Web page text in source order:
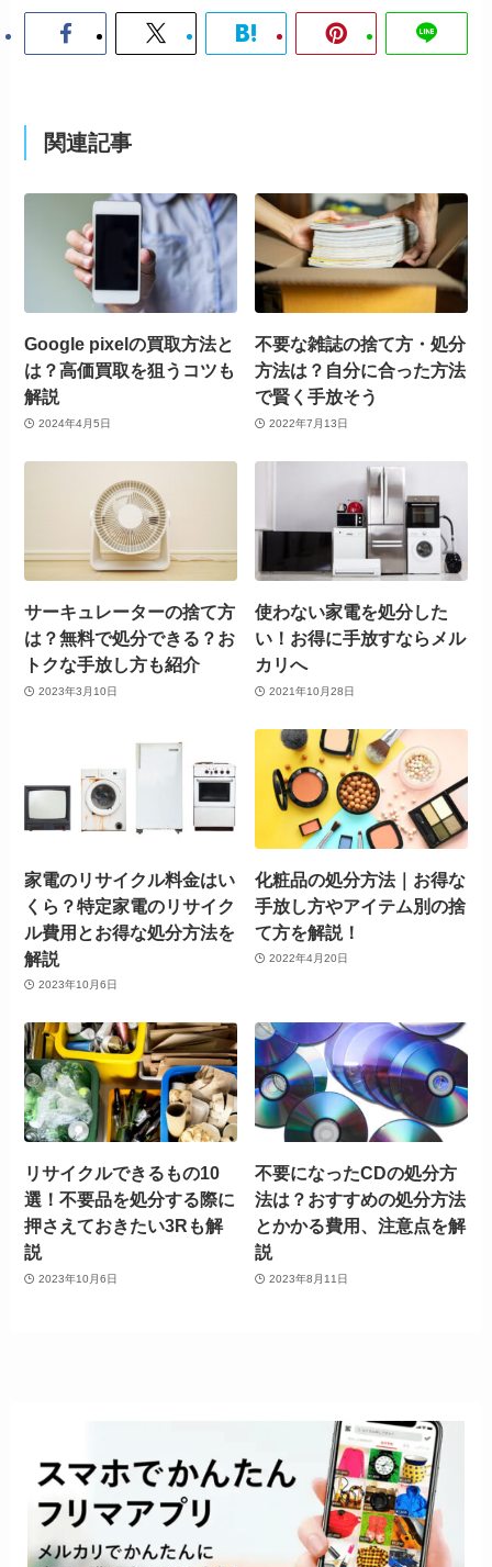
関連記事
Google pixelの買取方法と
は？高価買取を狙うコツも
解説
2024年4月5日
不要な雑誌の捨て方・処分
方法は？自分に合った方法
で賢く手放そう
2022年7月13日
サーキュレーターの捨て方
は？無料で処分できる？お
トクな手放し方も紹介
2023年3月10日
使わない家電を処分した
い！お得に手放すならメル
カリへ
2021年10月28日
家電のリサイクル料金はい
くら？特定家電のリサイク
ル費用とお得な処分方法を
解説
2023年10月6日
化粧品の処分方法｜お得な
手放し方やアイテム別の捨
て方を解説！
2022年4月20日
リサイクルできるもの10
選！不要品を処分する際に
押さえておきたい3Rも解
説
2023年10月6日
不要になったCDの処分方
法は？おすすめの処分方法
とかかる費用、注意点を解
説
2023年8月11日